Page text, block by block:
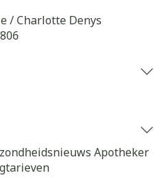
/ Charlotte Denys
Apotheker